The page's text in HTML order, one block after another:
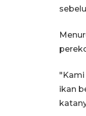
ikan